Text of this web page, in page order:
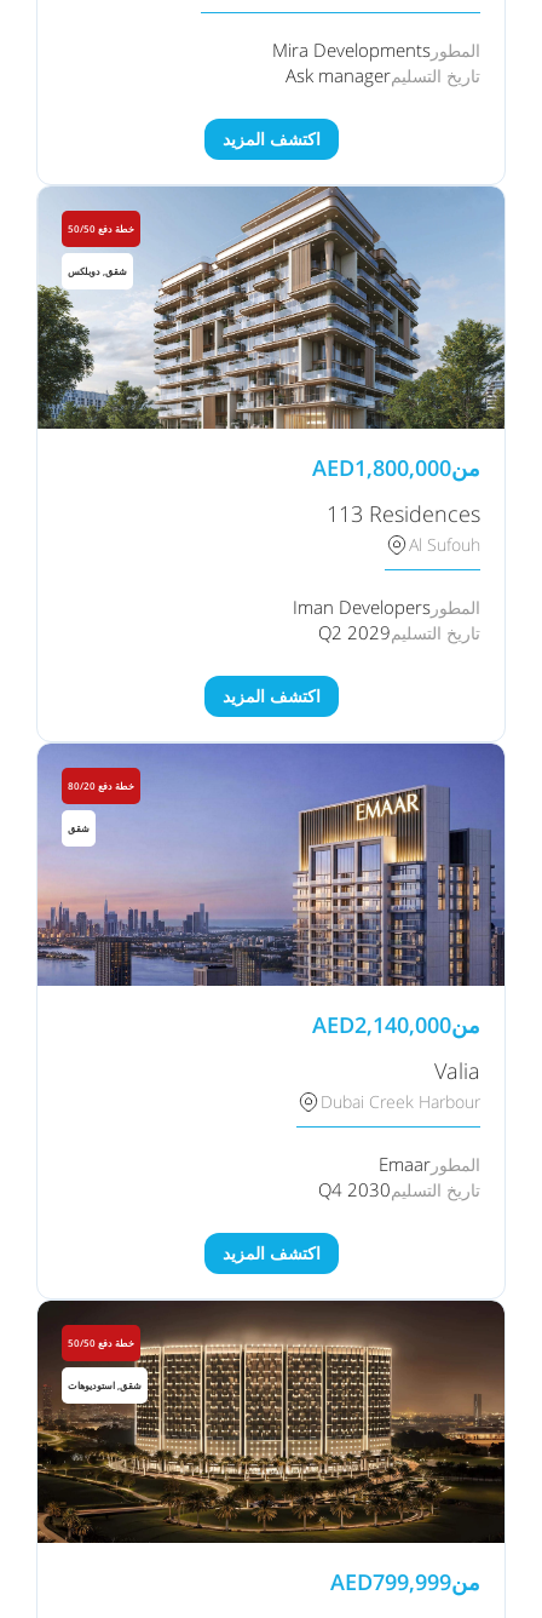
المطور Mira Developments
تاريخ التسليمAsk manager
اكتشف المزيد
خطة دفع 50/50
شقق, دوبلكس
من AED1,800,000
113 Residences
Al Sufouh
المطور Iman Developers
تاريخ التسليمQ2 2029
اكتشف المزيد
خطة دفع 80/20
شقق
من AED2,140,000
Valia
Dubai Creek Harbour
المطور Emaar
تاريخ التسليمQ4 2030
اكتشف المزيد
خطة دفع 50/50
شقق, استوديوهات
من AED799,999